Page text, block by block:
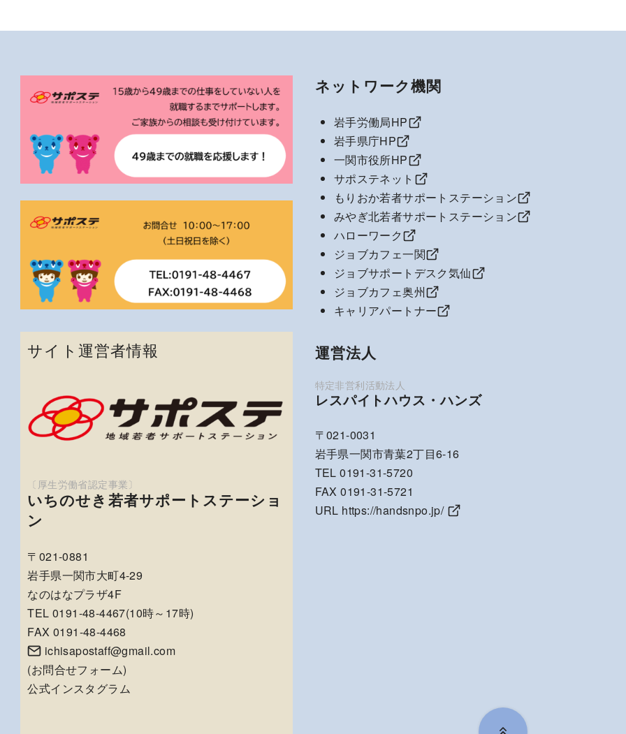
サイト運営者情報
いちのせき若者サポートステーショ
ン
〒021-0881
岩手県一関市大町4-29
なのはなプラザ4F
TEL 0191-48-4467(10時～17時)
FAX 0191-48-4468
ichisapostaff@gmail.com
(お問合せフォーム)
公式インスタグラム
ネットワーク機関
岩手労働局HP
岩手県庁HP
一関市役所HP
サポステネット
もりおか若者サポートステーション
みやぎ北若者サポートステーション
ハローワーク
ジョブカフェ一関
ジョブサポートデスク気仙
ジョブカフェ奥州
キャリアパートナー
運営法人
レスパイトハウス・ハンズ
〒021-0031
岩手県一関市青葉2丁目6-16
TEL 0191-31-5720
FAX 0191-31-5721
URL https://handsnpo.jp/